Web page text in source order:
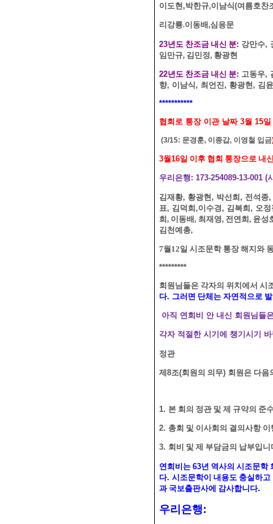
이도현 ,박한규,이남식(여름호찬
리강룡.이동배,심응문
23년도 찬조금 내신 분: 강만수,
임만규, 김민정, 황광현
22년도 찬조금 내신 분: 고동우,
향, 이남식 , 최언진 , 황광현 , 김
***********
협회로 통장 이관 날짜 3월 15일
(3/15: 문경훈, 이종갑, 이영철 입금
3월16일 이후 협회 통장으로 내
우리은행: 173-254089-13-001 (
김재황, 황광현 , 박선희 , 전석종,
표, 김덕희 ,이수경, 김복희 , 오
희, 이동배, 최재영, 전연희, 윤성
김천예총,
7월12일 시조문학 통장 해지와
*********
회원님들은 각자의 위치에서 시
다. 그러면 단체는 자연적으로
아직 연회비 안 내신 회원님들
각자 적절한 시기에 챙기시기
정관
제 8조(회원의 의무) 회원은 다음
1. 본 회의 정관 및 제 규약의 준
2. 총회 및 이사회의 결의사항 이
3. 회비 및 제 부담금의 납부입니
연회비는 63년 역사의 시조문학
다. 시조문학이 내용도 충실하
과 국보출판사에 감사합니다.
우리은행: